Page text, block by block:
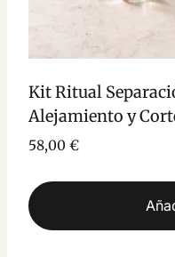
Kit Ritual
Alejamiento y
58,00 €